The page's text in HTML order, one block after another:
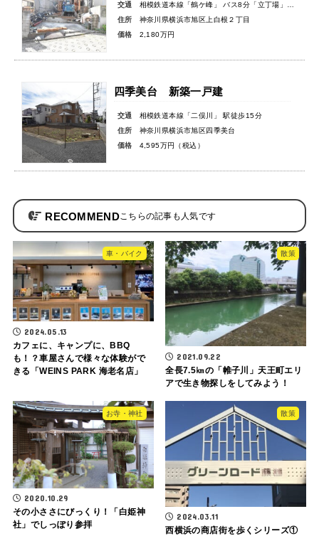
交通
相模鉄道本線「鶴ケ峰」 バス8分「立丁場」バス停徒歩3分
住所
神奈川県横浜市旭区上白根２丁目
価格
2,180万円
四季美台 新築一戸建
交通
相模鉄道本線「二俣川」 駅徒歩15分
住所
神奈川県横浜市旭区四季美台
価格
4,595万円（税込）
RECOMMEND
車・バイク
2024.05.13
カフェに、キャンプに、BBQ
も！？車屋さんで様々な体験がで
きる「WEINS PARK 海老名店」
散策
2021.09.22
全長7.5㎞の「帷子川」天王町エリ
アで生き物探しをしてみよう！
お寺・神社
2020.10.29
その小ささにびっくり！「白姫神
社」でしっぽり参拝
散策
2024.03.11
西横浜の商店街を歩くシリーズ①